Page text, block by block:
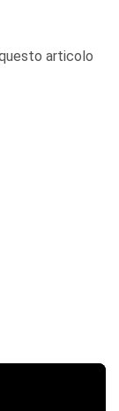
articolo